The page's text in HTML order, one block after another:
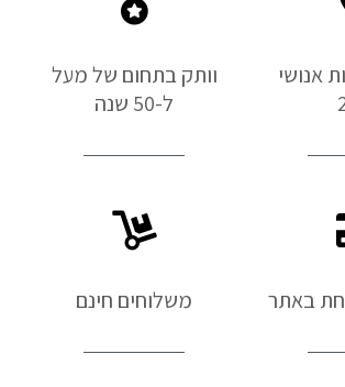
אנושי
וותק בתחום של מעל
ל-50 שנה
באתר משלוחים חינם